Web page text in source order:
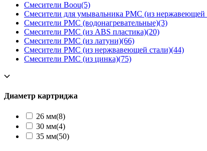
Смесители Boou(5)
Смесители для умывальника РМС (из нержавеющей
Смесители РМС (водонагревательные)(3)
Смесители РМС (из ABS пластика)(20)
Смесители РМС (из латуни)(66)
Смесители РМС (из нержвавеющей стали)(44)
Смесители РМС (из цинка)(75)
Диаметр картриджа
26 мм(8)
30 мм(4)
35 мм(50)